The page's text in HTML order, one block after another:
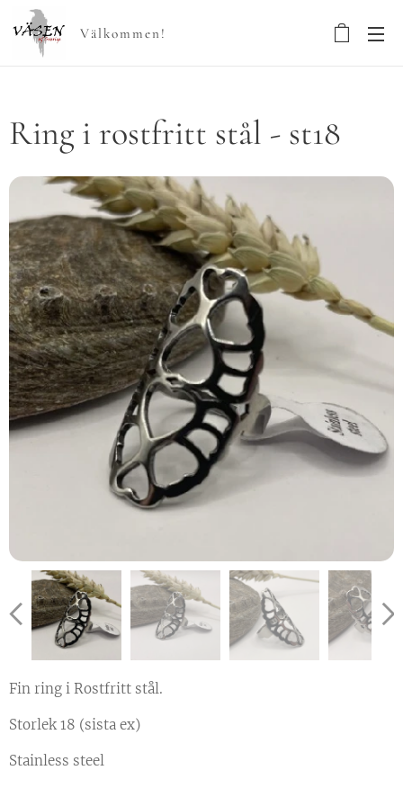
Välkommen!
Ring i rostfritt stål - st18
Fin ring i Rostfritt stål.
Storlek 18 (sista ex)
Stainless steel